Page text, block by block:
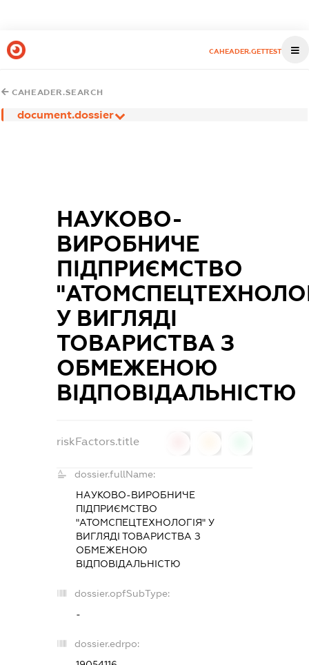
CAHEADER.GETTEST
CAHEADER.SEARCH
document.dossier
НАУКОВО-
ВИРОБНИЧЕ
ПІДПРИЄМСТВО
У ВИГЛЯДІ
ТОВАРИСТВА З
ОБМЕЖЕНОЮ
ВІДПОВІДАЛЬНІСТЮ
riskFactors.title
dossier.fullName:
НАУКОВО-ВИРОБНИЧЕ
ПІДПРИЄМСТВО
"АТОМСПЕЦТЕХНОЛОГІЯ" У
ВИГЛЯДІ ТОВАРИСТВА З
ОБМЕЖЕНОЮ
ВІДПОВІДАЛЬНІСТЮ
dossier.opfSubType:
-
dossier.edrpo: